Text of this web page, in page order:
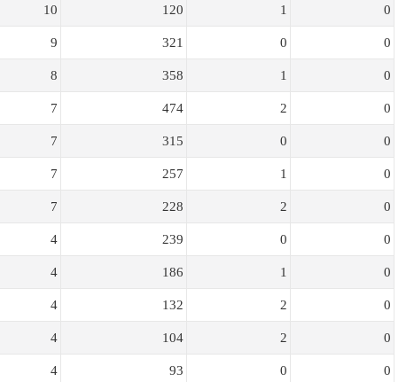
10 120 1 0
9 321 0 0
8 358 1 0
7 474 2 0
7 315 0 0
7 257 1 0
7 228 2 0
4 239 0 0
4 186 1 0
4 132 2 0
4 104 2 0
4 93 0 0